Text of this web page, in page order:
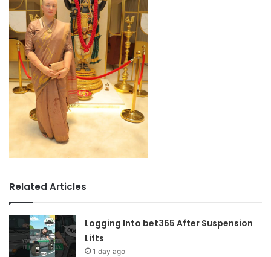
Related Articles
Logging Into bet365 After Suspension
Lifts
1 day ago